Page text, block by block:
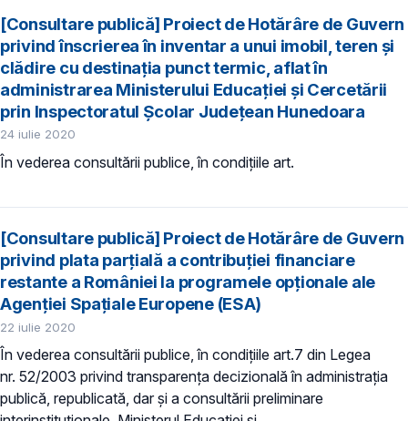
[Consultare publică] Proiect de Hotărâre de Guvern
privind înscrierea în inventar a unui imobil, teren și
clădire cu destinația punct termic, aflat în
administrarea Ministerului Educației și Cercetării
prin Inspectoratul Şcolar Judeţean Hunedoara
24 iulie 2020
În vederea consultării publice, în condiţiile art.
[Consultare publică] Proiect de Hotărâre de Guvern
privind plata parțială a contribuţiei financiare
restante a României la programele opționale ale
Agenţiei Spaţiale Europene (ESA)
22 iulie 2020
În vederea consultării publice, în condiţiile art.7 din Legea
nr. 52/2003 privind transparenţa decizională în administraţia
publică, republicată, dar și a consultării preliminare